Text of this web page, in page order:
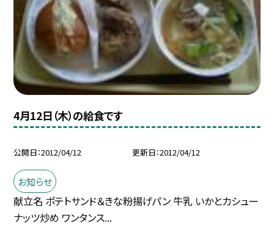
4月12日（木）の給食です
公開日 2012/04/12 更新日 2012/04/12
お知らせ
献立名 ポテトサンド＆きな粉揚げパン 牛乳 いかとカシュー
ナッツ炒め ワンタンス...